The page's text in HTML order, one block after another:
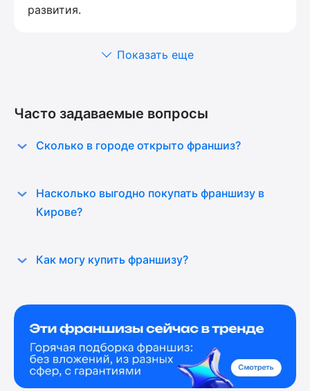
развития.
Показать еще
Часто задаваемые вопросы
Сколько в городе открыто франшиз?
Насколько выгодно покупать франшизу в
Кирове?
Как могу купить франшизу?